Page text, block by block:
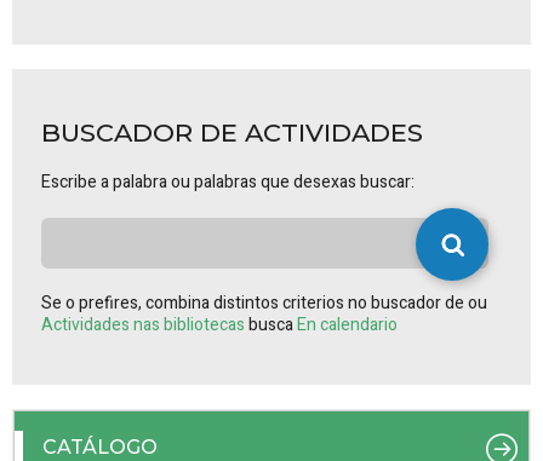
BUSCADOR DE ACTIVIDADES
Escribe a palabra ou palabras que desexas buscar:
Se o prefires, combina distintos criterios no buscador de ou
Actividades nas bibliotecasbuscaEn calendario
CATÁLOGO